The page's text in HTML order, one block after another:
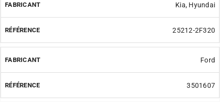
Kia, Hyundai
25212-2F320
Ford
3501607